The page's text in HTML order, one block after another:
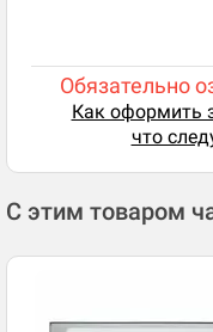
Обязательно
Как оформить
что
С этим товаром